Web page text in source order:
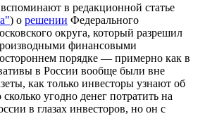
в редакционной статье
) о решении Федерального
округа, который разрешил
финансовыми
порядке — примерно как в
в России вообще были вне
как только инвесторы узнают об
угодно денег потратить на
в глазах инвесторов, но он с